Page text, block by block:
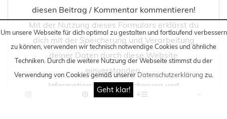
Um unsere Webseite für dich optimal zu gestalten und fortlaufend verbessern
zu können, verwenden wir technisch notwendige Cookies und ähnliche
Techniken . Durch die weitere Nutzung der Webseite stimmst du der
Verwendung von Cookies gemäß unsererDatenschutzerklärung zu.
Geht klar!
diesen Beitrag / Kommentar kommentieren!
Mit der Nutzung dieses Formulars erklärst du
dich mit der Speicherung und Verarbeitung
deiner Daten durch diese Website
einverstanden.
Informationen zur Speicherung und
Verarbeitung findest du auch hier: